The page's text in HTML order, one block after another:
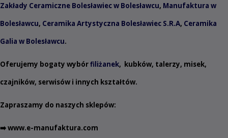
Zakłady Ceramiczne Bolesławiec w Bolesławcu, Manufaktura w
Bolesławcu, Ceramika Artystyczna Bolesławiec S.R.A, Ceramika
Galia w Bolesławcu.
Oferujemy bogaty wybórfiliżanek, kubków, talerzy, misek,
czajników, serwisów i innych kształtów.
Zapraszamy do naszych sklepów:
➡️www.e-manufaktura.com